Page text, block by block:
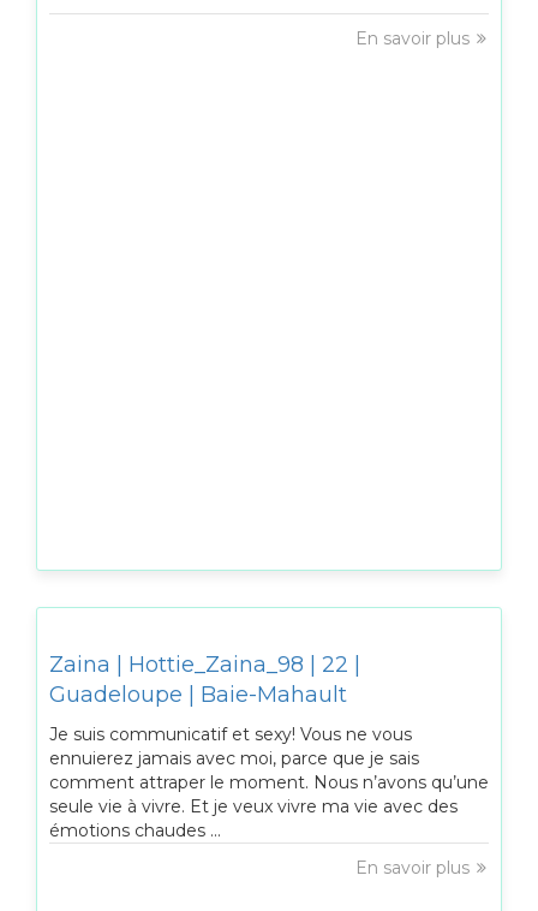
En savoir plus
Zaina | Hottie_Zaina_98 | 22 |
Guadeloupe | Baie-Mahault
Je suis communicatif et sexy! Vous ne vous
ennuierez jamais avec moi, parce que je sais
comment attraper le moment. Nous n’avons qu’une
seule vie à vivre. Et je veux vivre ma vie avec des
émotions chaudes ...
En savoir plus